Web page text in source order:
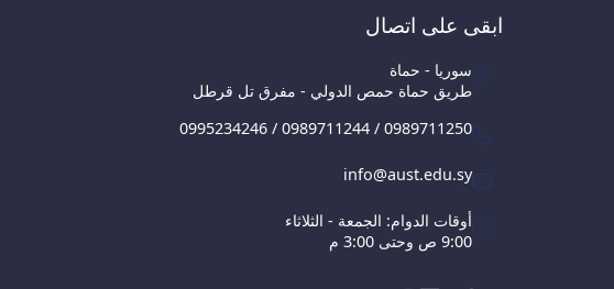
ابقى على اتصال
سوريا - حماة
طريق حماة حمص الدولي - مفرق تل قرطل
0995234246 / 0989711244 / 0989711250
info@aust.edu.sy
أوقات الدوام: الجمعة - الثلاثاء
9:00 ص وحتى 3:00 م